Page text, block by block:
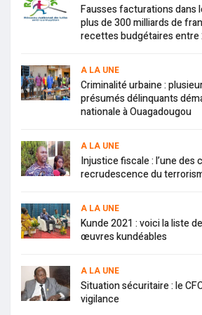
Fausses facturations dans
plus de 300 milliards de
recettes budgétaires entre
A LA UNE
Criminalité urbaine :
présumés délinquants
nationale à Ouagadougou
A LA UNE
Injustice fiscale : l’une des
recrudescence du
A LA UNE
Kunde 2021 : voici la liste
œuvres kundéables
A LA UNE
Situation sécuritaire : le
vigilance